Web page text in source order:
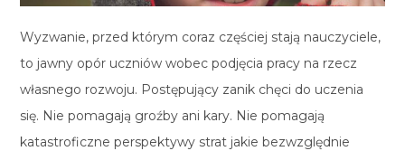
Wyzwanie, przed którym coraz częściej stają nauczyciele,
to jawny opór uczniów wobec podjęcia pracy na rzecz
własnego rozwoju. Postępujący zanik chęci do uczenia
się. Nie pomagają groźby ani kary. Nie pomagają
katastroficzne perspektywy strat jakie bezwzględnie